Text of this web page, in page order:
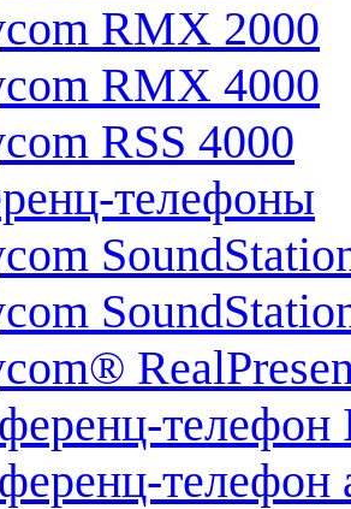
RMX 2000
RMX 4000
RSS 4000
телефоны
телефон
телефон